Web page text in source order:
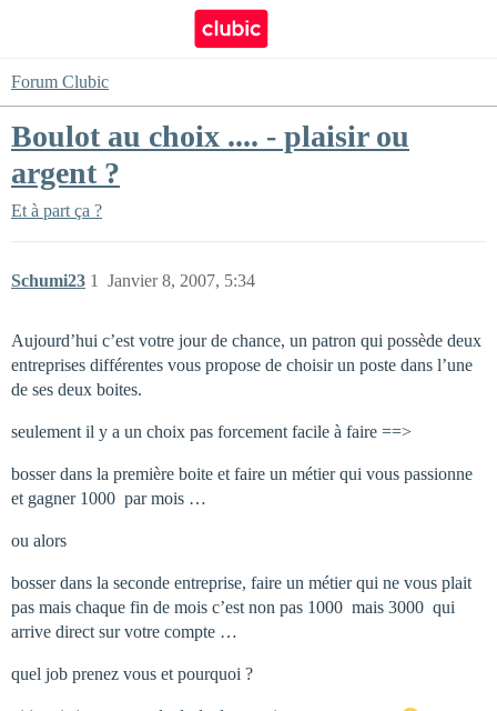
Forum Clubic
Boulot au choix .... - plaisir ou
argent ?
Et à part ça ?
Schumi23 Janvier 8, 2007, 5:34
1
Aujourd’hui c’est votre jour de chance, un patron qui possède deux
entreprises différentes vous propose de choisir un poste dans l’une
de ses deux boites.
seulement il y a un choix pas forcement facile à faire ==>
bosser dans la première boite et faire un métier qui vous passionne
et gagner 1000  par mois …
ou alors
bosser dans la seconde entreprise, faire un métier qui ne vous plait
pas mais chaque fin de mois c’est non pas 1000  mais 3000  qui
arrive direct sur votre compte …
quel job prenez vous et pourquoi ?